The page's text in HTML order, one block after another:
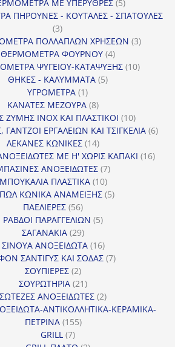
ΜΕ ΥΠΕΡΥΘΡΕΣ 5
προϊόντα
ΠΗΡΟΥΝΕΣ - ΚΟΥΤΑΛΕΣ - ΣΠΑΤΟΥΛΕΣ
33
προϊόντα
ΠΟΛΛΑΠΛΩΝ ΧΡΗΣΕΩΝ 33
ΘΕΡΜΟΜΕΤΡΑ ΦΟΥΡΝΟΥ 44
προϊόντα
ΨΥΓΕΙΟΥ-ΚΑΤΑΨΥΞΗΣ 1010
ΘΗΚΕΣ - ΚΑΛΥΜΜΑΤΑ 55
ΥΓΡΟΜΕΤΡΑ 11
προϊόν
ΚΑΝΑΤΕΣ ΜΕΖΟΥΡΑ 88
προϊόντα
ΖΥΜΗΣ INOX ΚΑΙ ΠΛΑΣΤΙΚΟΙ 1010
προϊόντα
ΕΡΓΑΛΕΙΩΝ ΚΑΙ ΤΣΙΓΚΕΛΙΑ 66
ΛΕΚΑΝΕΣ ΚΩΝΙΚΕΣ 1414
προϊόντα
ΜΕ Η' ΧΩΡΙΣ ΚΑΠΑΚΙ 1616
ΑΝΟΞΕΙΔΩΤΕΣ 77
ΜΠΟΥΚΑΛΙΑ ΠΛΑΣΤΙΚΑ 1010
προϊόντα
ΚΩΝΙΚΑ ΑΝΑΜΕΙΞΗΣ 55
ΠΑΕΛΙΕΡΕΣ 5656
προϊόντα
ΡΑΒΔΟΙ ΠΑΡΑΓΓΕΛΙΩΝ 55
ΣΑΓΑΝΑΚΙΑ 2929
προϊόντα
ΣΙΝΟΥΑ ΑΝΟΞΕΙΔΩΤΑ 1616
προϊόντα
ΣΑΝΤΙΓΥΣ ΚΑΙ ΣΟΔΑΣ 77
ΣΟΥΠΙΕΡΕΣ 22
προϊόντα
ΣΟΥΡΩΤΗΡΙΑ 2121
προϊόντα
ΣΩΤΕΖΕΣ ΑΝΟΞΕΙΔΩΤΕΣ 22
προϊόντα
ΑΝΤΙΚΟΛΛΗΤΙΚΑ-ΚΕΡΑΜΙΚΑ-
ΠΕΤΡΙΝΑ 155155
GRILL 77